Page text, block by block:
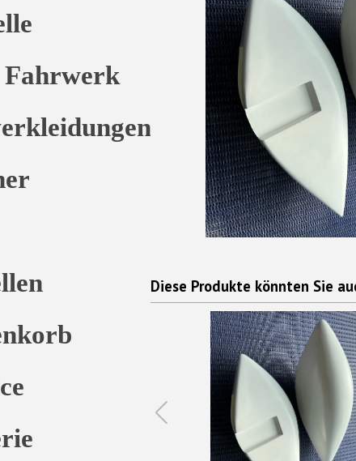
Diese Produkte könnten Sie